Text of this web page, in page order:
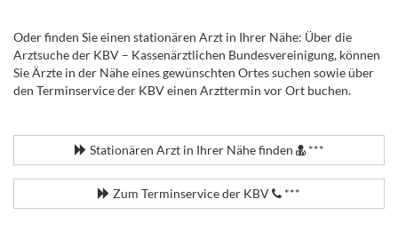
Oder finden Sie einen stationären Arzt in Ihrer Nähe: Über die
Arztsuche der KBV – Kassenärztlichen Bundesvereinigung, können
Sie Ärzte in der Nähe eines gewünschten Ortes suchen sowie über
den Terminservice der KBV einen Arzttermin vor Ort buchen.
Stationären Arzt in Ihrer Nähe finden ***
Zum Terminservice der KBV ***